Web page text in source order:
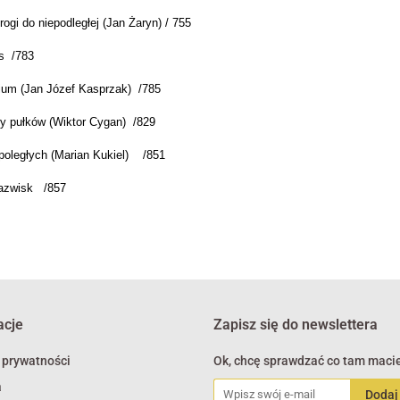
do niepodległej (Jan Żaryn) / 755
/783
(Jan Józef Kasprzak) /785
pułków (Wiktor Cygan) /829
(Marian Kukiel) /851
/857
Zapisz się do newslettera
Ok, chcę sprawdzać co tam